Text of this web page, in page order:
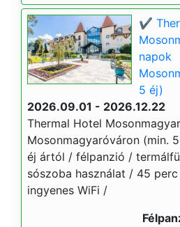
✔️
napok
5 éj)
2026.09.01 - 2026.12.22
Thermal Hotel
Mosonmagyaróváron (min.
éj ártól / félpanzió /
sószoba használat / 45
ingyenes WiFi /